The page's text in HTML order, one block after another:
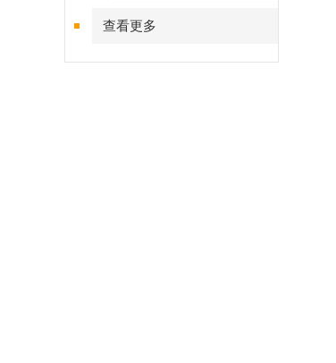
查看更多